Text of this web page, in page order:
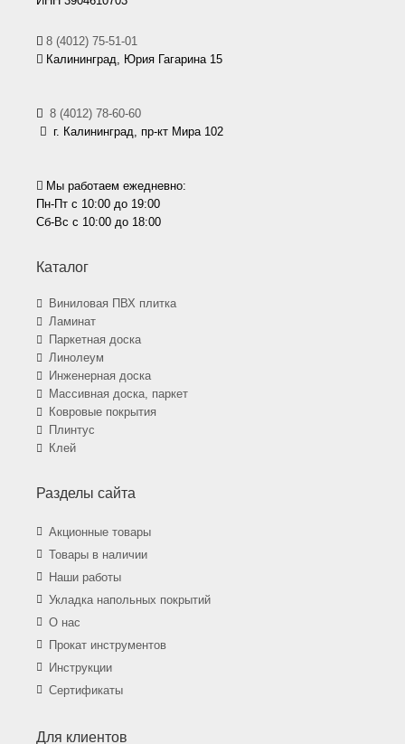
8 (4012) 75-51-01
Калининград, Юрия Гагарина 15
8 (4012) 78-60-60
г. Калининград, пр-кт Мира 102
Мы работаем ежедневно:
Пн-Пт с 10:00 до 19:00
Сб-Вс с 10:00 до 18:00
Каталог
Виниловая ПВХ плитка
Ламинат
Паркетная доска
Линолеум
Инженерная доска
Массивная доска, паркет
Ковровые покрытия
Плинтус
Клей
Разделы сайта
Акционные товары
Товары в наличии
Наши работы
Укладка напольных покрытий
О нас
Прокат инструментов
Инструкции
Сертификаты
Для клиентов